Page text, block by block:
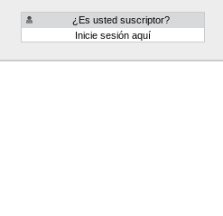
¿Es usted suscriptor?
Inicie sesión aquí